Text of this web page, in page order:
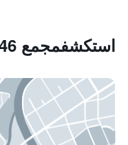
استكشفمجمع 346, المنامة